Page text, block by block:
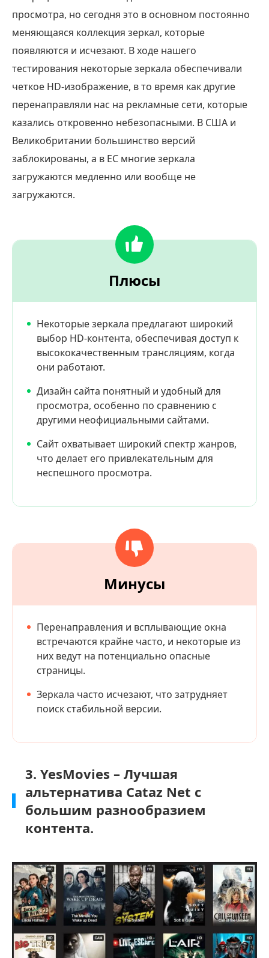
просмотра, но сегодня это в основном постоянно
меняющаяся коллекция зеркал, которые
появляются и исчезают. В ходе нашего
тестирования некоторые зеркала обеспечивали
четкое HD-изображение, в то время как другие
перенаправляли нас на рекламные сети, которые
казались откровенно небезопасными. В США и
Великобритании большинство версий
заблокированы, а в ЕС многие зеркала
загружаются медленно или вообще не
загружаются.
Плюсы
Некоторые зеркала предлагают широкий
выбор HD-контента, обеспечивая доступ к
высококачественным трансляциям, когда
они работают.
Дизайн сайта понятный и удобный для
просмотра, особенно по сравнению с
другими неофициальными сайтами.
Сайт охватывает широкий спектр жанров,
что делает его привлекательным для
неспешного просмотра.
Минусы
Перенаправления и всплывающие окна
встречаются крайне часто, и некоторые из
них ведут на потенциально опасные
страницы.
Зеркала часто исчезают, что затрудняет
поиск стабильной версии.
3. YesMovies – Лучшая
альтернатива Cataz Net с
большим разнообразием
контента.